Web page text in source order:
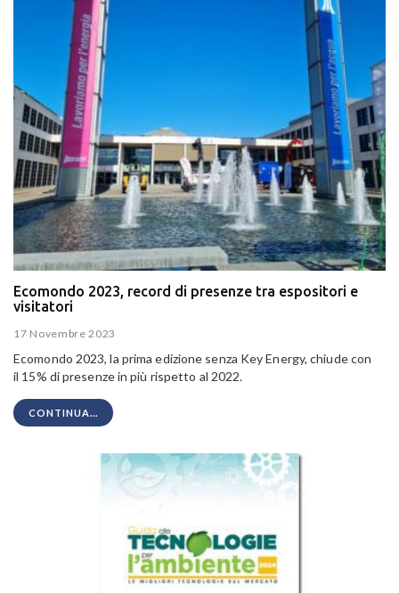
Ecomondo 2023, record di presenze tra espositori e
visitatori
17 Novembre 2023
Ecomondo 2023, la prima edizione senza Key Energy, chiude con
il 15% di presenze in più rispetto al 2022.
CONTINUA...